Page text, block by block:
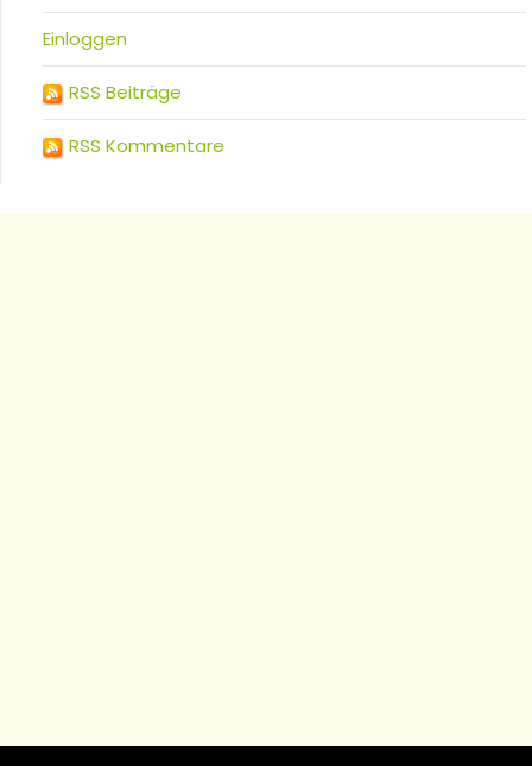
Einloggen
RSS Beiträge
RSS Kommentare